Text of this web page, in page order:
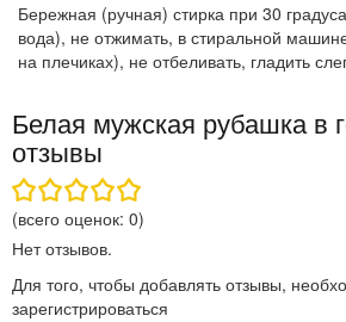
Бережная (ручная) стирка при 30
вода), не отжимать, в стиральной
на плечиках), не отбеливать, гладить
Белая мужская рубашка в
отзывы
(всего оценок: 0)
Нет отзывов.
Для того, чтобы добавлять отзывы,
зарегистрироваться